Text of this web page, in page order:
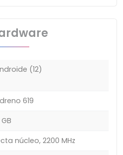
(12)
619
núcleo, 2200 MHz